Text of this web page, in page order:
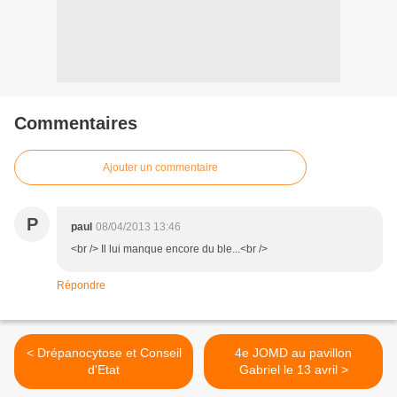
Commentaires
Ajouter un commentaire
P paul 08/04/2013 13:46
<br /> Il lui manque encore du ble...<br />
Répondre
< Drépanocytose et Conseil
d'Etat
4e JOMD au pavillon
Gabriel le 13 avril >